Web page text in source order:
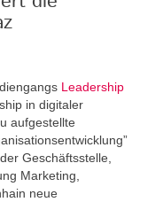
Leadership
in digitaler
aufgestellte
Geschäftsstelle,
Marketing,
neue